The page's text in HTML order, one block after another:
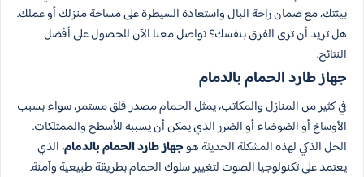
بيئتك، مع ضمان راحة البال واستعادة السيطرة على مساحة منزلك أو عملك.
هل تريد أن ترى الفرق بنفسك؟ تواصل معنا الآن للحصول على أفضل
النتائج.
جهاز طارد الحمام بالدمام
في كثير من المنازل والمكاتب، يمثل الحمام مصدر قلق مستمر، سواء بسبب
الأوساخ أو الضوضاء أو الضرر الذي يمكن أن يسببه للأسطح والممتلكات.
الحل الذكي لهذه المشكلة الحديثة هوجهاز طارد الحمام بالدمام، الذي
يعتمد على تكنولوجيا الصوت لتغيير سلوك الحمام بطريقة طبيعية وآمنة.